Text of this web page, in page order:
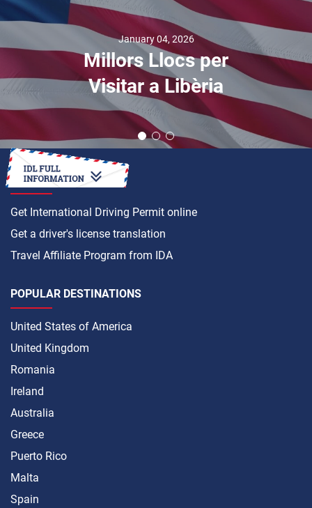
January 04, 2026
Millors Llocs per
Visitar a Libèria
HOW TO
Get International Driving Permit online
Get a driver's license translation
Travel Affiliate Program from IDA
POPULAR DESTINATIONS
United States of America
United Kingdom
Romania
Ireland
Australia
Greece
Puerto Rico
Malta
Spain